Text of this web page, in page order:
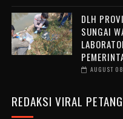
DLH
SUNGAI
AUGUST
REDAKSI VIRAL PETANG